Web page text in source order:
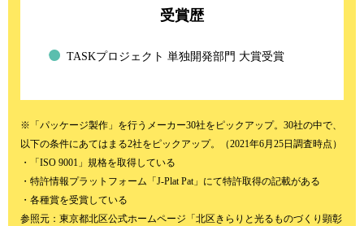
受賞歴
TASKプロジェクト 単独開発部門 大賞受賞
※「パッケージ製作」を行うメーカー30社をピックアップ。30社の中で、
以下の条件にあてはまる2社をピックアップ。（2021年6月25日調査時点）
・「ISO 9001」規格を取得している
・特許情報プラットフォーム「J-Plat Pat」にて特許取得の記載がある
・各種賞を受賞している
参照元：東京都北区公式ホームページ「北区きらりと光るものづくり顕彰